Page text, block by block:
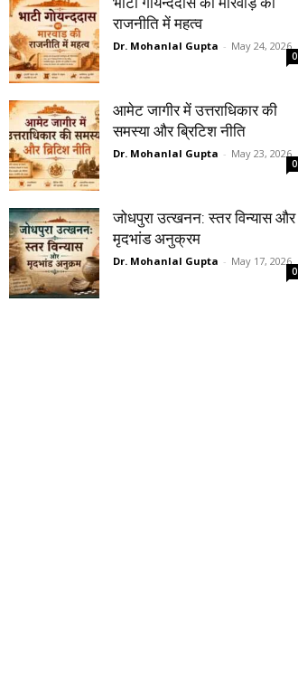
राजनीति में महत्व
Dr. Mohanlal Gupta - May 24, 2026
0
आमेट जागीर में उत्तराधिकार की
समस्या और ब्रिटिश नीति
Dr. Mohanlal Gupta - May 23, 2026
0
जोधपुरा उत्खनन: स्तर विन्यास और
मृदभांड अनुक्रम
Dr. Mohanlal Gupta - May 17, 2026
0